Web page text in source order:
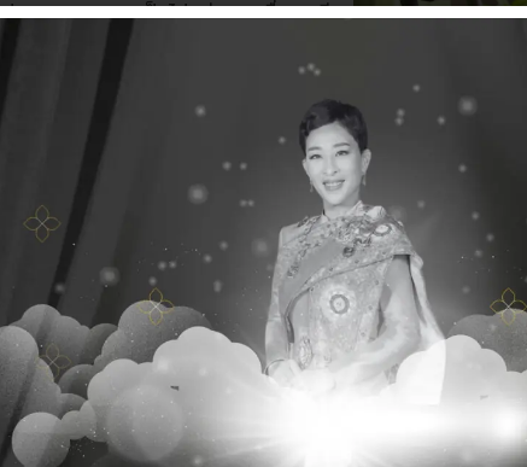
ะชุมของคุณจะเป็นไปอย่างราบรื่นและมี
ข้อมูลเฉพาะด้านเทคนิค